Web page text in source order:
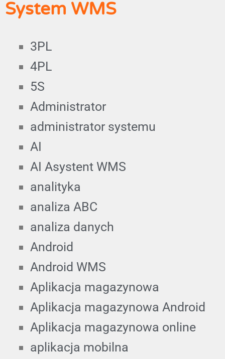
System WMS
3PL
4PL
5S
Administrator
administrator systemu
AI
AI Asystent WMS
analityka
analiza ABC
analiza danych
Android
Android WMS
Aplikacja magazynowa
Aplikacja magazynowa Android
Aplikacja magazynowa online
aplikacja mobilna